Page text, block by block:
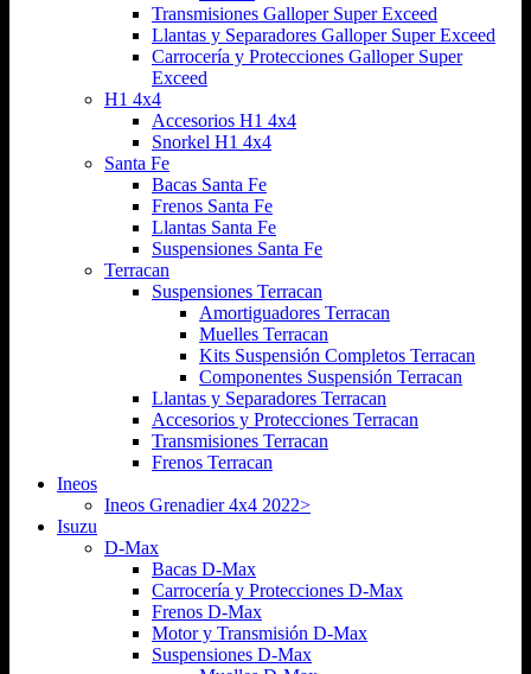
Transmisiones Galloper Super Exceed
Llantas y Separadores Galloper Super Exceed
Carrocería y Protecciones Galloper Super
Exceed
H1 4x4
Accesorios H1 4x4
Snorkel H1 4x4
Santa Fe
Bacas Santa Fe
Frenos Santa Fe
Llantas Santa Fe
Suspensiones Santa Fe
Terracan
Suspensiones Terracan
Amortiguadores Terracan
Muelles Terracan
Kits Suspensión Completos Terracan
Componentes Suspensión Terracan
Llantas y Separadores Terracan
Accesorios y Protecciones Terracan
Transmisiones Terracan
Frenos Terracan
Ineos
Ineos Grenadier 4x4 2022>
Isuzu
D-Max
Bacas D-Max
Carrocería y Protecciones D-Max
Frenos D-Max
Motor y Transmisión D-Max
Suspensiones D-Max